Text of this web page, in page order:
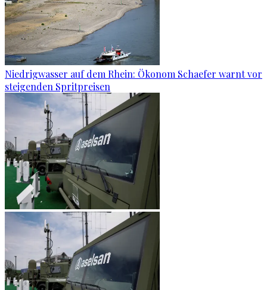
Niedrigwasser auf dem Rhein: Ökonom Schaefer warnt vor
steigenden Spritpreisen